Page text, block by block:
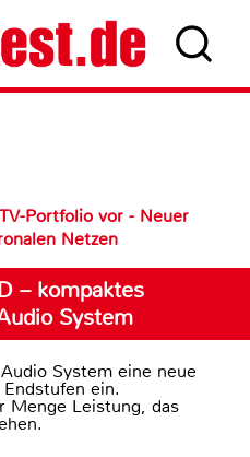
Portfolio vor - Neuer
Netzen
– kompaktes
System
System eine neue
ein.
Menge Leistung, das